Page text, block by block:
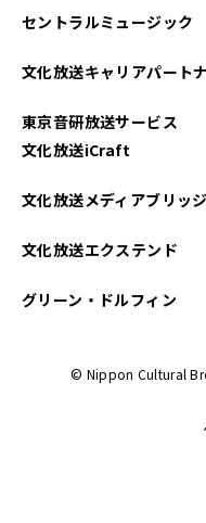
セントラルミュージック
文化放送キャリアパート
東京音研放送サービス
文化放送iCraft
文化放送メディアブリッジ
文化放送エクステンド
グリーン・ドルフィン
© Nippon Cultural